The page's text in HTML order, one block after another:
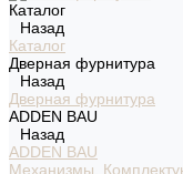
Каталог
Назад
Каталог
Дверная фурнитура
Назад
Дверная фурнитура
ADDEN BAU
Назад
ADDEN BAU
Механизмы,